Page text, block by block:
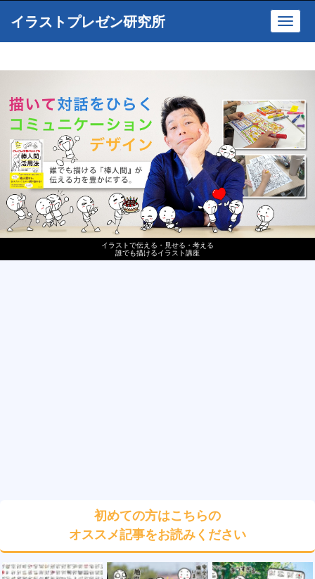
イラストで伝える・見せる・考える
誰でも描けるイラスト講座
イラストプレゼン研究所
初めての方はこちらの
オススメ記事をお読みください